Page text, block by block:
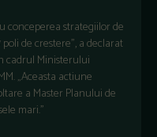
conceperea strategiilor de
de crestere”, a declarat
cadrul Ministerului
„Aceasta actiune
a Master Planului de
mari.”